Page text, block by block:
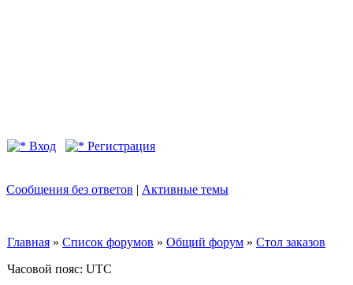
Вход Регистрация
Сообщения без ответов | Активные темы
Главная » Список форумов » Общий форум » Стол заказов
Часовой пояс: UTC